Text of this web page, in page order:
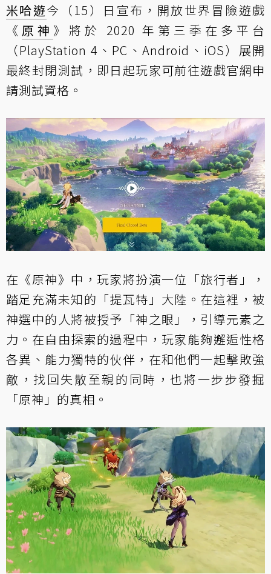
米哈遊今（15）日宣布，開放世界冒險遊戲
《 原神 》將於 2020 年第三季在多平台
（PlayStation 4、PC、Android、iOS）展開
最終封閉測試，即日起玩家可前往遊戲官網申
請測試資格。
在《原神》中，玩家將扮演一位「旅行者」，
踏足充滿未知的「提瓦特」大陸。在這裡，被
神選中的人將被授予「神之眼」，引導元素之
力。在自由探索的過程中，玩家能夠邂逅性格
各異、能力獨特的伙伴，在和他們一起擊敗強
敵，找回失散至親的同時，也將一步步發掘
「原神」的真相。